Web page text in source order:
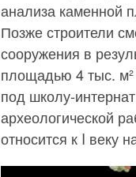
анализа каменной
Позже строители
сооружения в
площадью 4 тыс.
под школу-
археологической
относится к I веку